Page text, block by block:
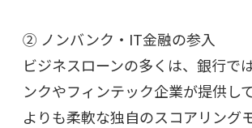
② ノンバンク・IT金融の参入
ビジネスローンの多くは、銀行で
ンクやフィンテック企業が提供し
よりも柔軟な独自のスコアリング